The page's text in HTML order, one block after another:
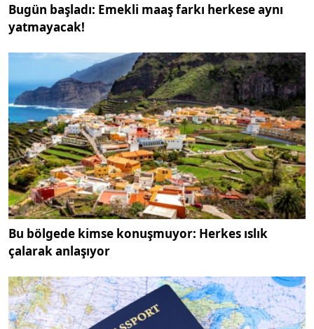
Bugün başladı: Emekli maaş farkı herkese aynı
yatmayacak!
Bu bölgede kimse konuşmuyor: Herkes ıslık
çalarak anlaşıyor